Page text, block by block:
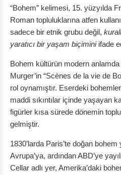
“Bohem” kelimesi, 15. yüzyılda
Roman topluluklarına atfen
sadece bir etnik grubu değil,
yaratıcı bir yaşam biçiminiifade
Bohem kültürün modern
Murger’in “Scènes de la vie de
rol oynamıştır. Eserdeki
maddi sıkıntılar içinde yaşayan
figürler kısa sürede dönemin
gelmiştir.
1830’larda Paris’te doğan
Avrupa’ya, ardından ABD’ye
Cellar adlı yer, Amerika’daki